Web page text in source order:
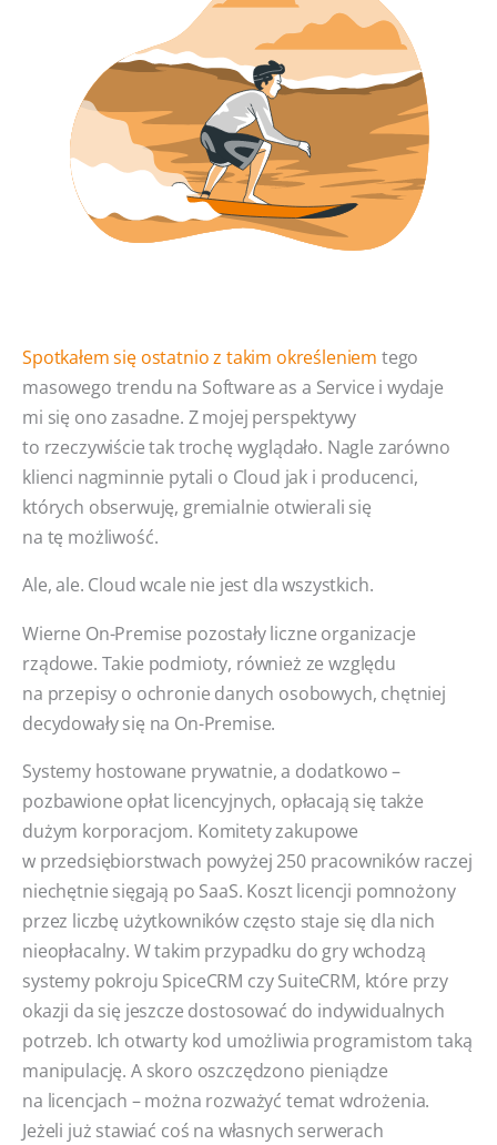
Spotkałem się ostatnio z takim określeniem tego
masowego trendu na Software as a Service i wydaje
mi się ono zasadne. Z mojej perspektywy
to rzeczywiście tak trochę wyglądało. Nagle zarówno
klienci nagminnie pytali o Cloud jak i producenci,
których obserwuję, gremialnie otwierali się
na tę możliwość.
Ale, ale. Cloud wcale nie jest dla wszystkich.
Wierne On-Premise pozostały liczne organizacje
rządowe. Takie podmioty, również ze względu
na przepisy o ochronie danych osobowych, chętniej
decydowały się na On-Premise.
Systemy hostowane prywatnie, a dodatkowo –
pozbawione opłat licencyjnych, opłacają się także
dużym korporacjom. Komitety zakupowe
w przedsiębiorstwach powyżej 250 pracowników raczej
niechętnie sięgają po SaaS. Koszt licencji pomnożony
przez liczbę użytkowników często staje się dla nich
nieopłacalny. W takim przypadku do gry wchodzą
systemy pokroju SpiceCRM czy SuiteCRM, które przy
okazji da się jeszcze dostosować do indywidualnych
potrzeb. Ich otwarty kod umożliwia programistom taką
manipulację. A skoro oszczędzono pieniądze
na licencjach – można rozważyć temat wdrożenia.
Jeżeli już stawiać coś na własnych serwerach